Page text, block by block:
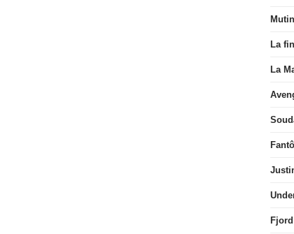
La
La
Fjord